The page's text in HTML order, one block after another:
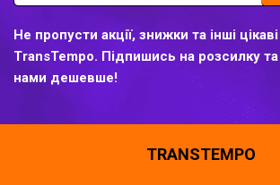
Не пропусти акції, знижки та інші
TransTempo. Підпишись на розсилку
нами дешевше!
TRANSTEMPO